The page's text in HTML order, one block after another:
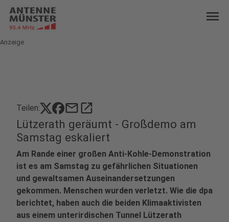
menu
Anzeige
Teilen: mailopen_in_new
Lützerath geräumt - Großdemo am
Samstag eskaliert
Am Rande einer großen Anti-Kohle-Demonstration
ist es am Samstag zu gefährlichen Situationen
und gewaltsamen Auseinandersetzungen
gekommen. Menschen wurden verletzt. Wie die dpa
berichtet, haben auch die beiden Klimaaktivisten
aus einem unterirdischen Tunnel Lützerath